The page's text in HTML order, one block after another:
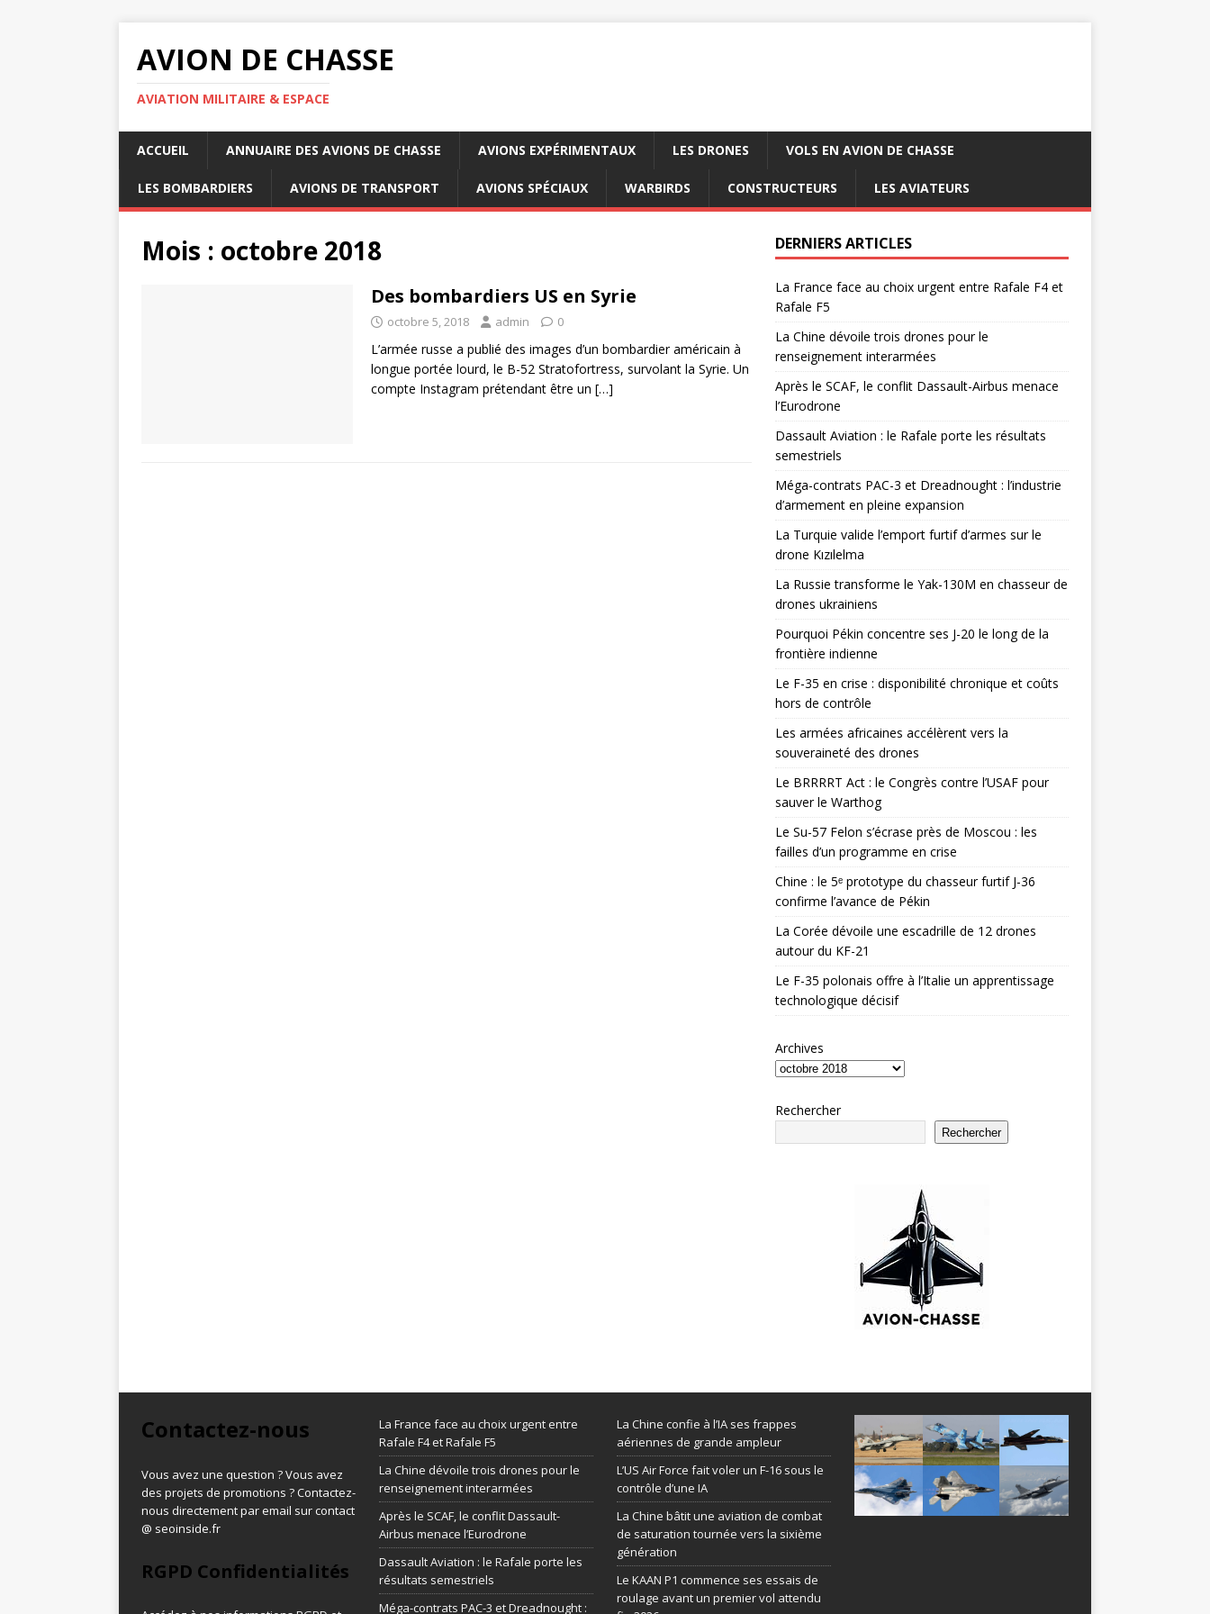
AVION DE CHASSE
AVIATION MILITAIRE & ESPACE
ACCUEIL ANNUAIRE DES AVIONS DE CHASSE AVIONS EXPÉRIMENTAUX LES DRONES VOLS EN AVION DE CHASSE
LES BOMBARDIERS AVIONS DE TRANSPORT AVIONS SPÉCIAUX WARBIRDS CONSTRUCTEURS LES AVIATEURS
Mois : octobre 2018
Des bombardiers US en Syrie
octobre 5, 2018 admin 0
L’armée russe a publié des images d’un bombardier américain à
longue portée lourd, le B-52 Stratofortress, survolant la Syrie. Un
compte Instagram prétendant être un […]
DERNIERS ARTICLES
La France face au choix urgent entre Rafale F4 et
Rafale F5
La Chine dévoile trois drones pour le
renseignement interarmées
Après le SCAF, le conflit Dassault-Airbus menace
l’Eurodrone
Dassault Aviation : le Rafale porte les résultats
semestriels
Méga-contrats PAC-3 et Dreadnought : l’industrie
d’armement en pleine expansion
La Turquie valide l’emport furtif d’armes sur le
drone Kızılelma
La Russie transforme le Yak-130M en chasseur de
drones ukrainiens
Pourquoi Pékin concentre ses J-20 le long de la
frontière indienne
Le F-35 en crise : disponibilité chronique et coûts
hors de contrôle
Les armées africaines accélèrent vers la
souveraineté des drones
Le BRRRRT Act : le Congrès contre l’USAF pour
sauver le Warthog
Le Su-57 Felon s’écrase près de Moscou : les
failles d’un programme en crise
Chine : le 5ᵉ prototype du chasseur furtif J-36
confirme l’avance de Pékin
La Corée dévoile une escadrille de 12 drones
autour du KF-21
Le F-35 polonais offre à l’Italie un apprentissage
technologique décisif
Archives
Rechercher
Rechercher
Contactez-nous
Vous avez une question ? Vous avez
des projets de promotions ? Contactez-
nous directement par email sur contact
@ seoinside.fr
RGPD Confidentialités
La France face au choix urgent entre
Rafale F4 et Rafale F5
La Chine dévoile trois drones pour le
renseignement interarmées
Après le SCAF, le conflit Dassault-
Airbus menace l’Eurodrone
Dassault Aviation : le Rafale porte les
résultats semestriels
Méga-contrats PAC-3 et Dreadnought :
La Chine confie à l’IA ses frappes
aériennes de grande ampleur
L’US Air Force fait voler un F-16 sous le
contrôle d’une IA
La Chine bâtit une aviation de combat
de saturation tournée vers la sixième
génération
Le KAAN P1 commence ses essais de
roulage avant un premier vol attendu